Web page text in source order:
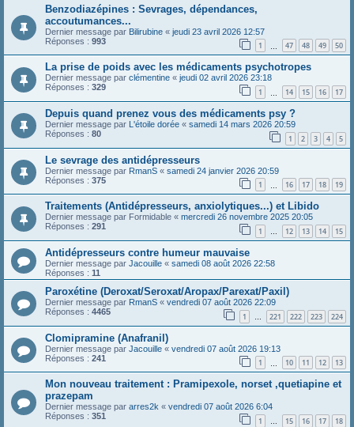
Benzodiazépines : Sevrages, dépendances,
accoutumances...
Dernier message par Bilirubine « jeudi 23 avril 2026 12:57
Réponses : 993 1 47 48 49 50
La prise de poids avec les médicaments psychotropes
Dernier message par clémentine « jeudi 02 avril 2026 23:18
Réponses : 329 1 14 15 16 17
Depuis quand prenez vous des médicaments psy ?
Dernier message par L'étoile dorée « samedi 14 mars 2026 20:59
Réponses : 80 1 2 3 4 5
Le sevrage des antidépresseurs
Dernier message par RmanS « samedi 24 janvier 2026 20:59
Réponses : 375 1 16 17 18 19
Traitements (Antidépresseurs, anxiolytiques...) et Libido
Dernier message par Formidable « mercredi 26 novembre 2025 20:05
Réponses : 291 1 … 12 13 14 15
Antidépresseurs contre humeur mauvaise
Dernier message par Jacouille « samedi 08 août 2026 22:58
Réponses : 11
Paroxétine (Deroxat/Seroxat/Aropax/Parexat/Paxil)
Dernier message par RmanS « vendredi 07 août 2026 22:09
Réponses : 4465 1 … 221 222 223 224
Clomipramine (Anafranil)
Dernier message par Jacouille « vendredi 07 août 2026 19:13
Réponses : 241 1 10 11 12 13
Mon nouveau traitement : Pramipexole, norset ,quetiapine et
prazepam
Dernier message par arres2k « vendredi 07 août 2026 6:04
Réponses : 351 1 … 15 16 17 18